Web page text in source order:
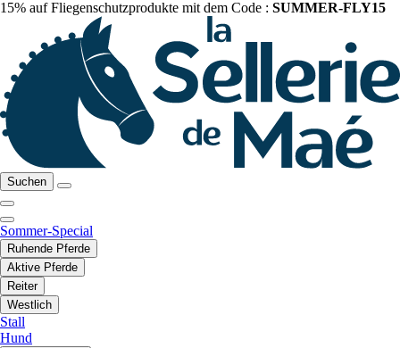
15% auf Fliegenschutzprodukte mit dem Code : SUMMER-FLY15
Suchen
Sommer-Special
Ruhende Pferde
Aktive Pferde
Reiter
Westlich
Stall
Hund